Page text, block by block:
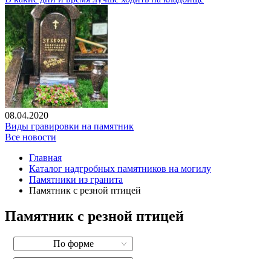
08.04.2020
Виды гравировки на памятник
Все новости
Главная
Каталог надгробных памятников на могилу
Памятники из гранита
Памятник с резной птицей
Памятник с резной птицей
По форме